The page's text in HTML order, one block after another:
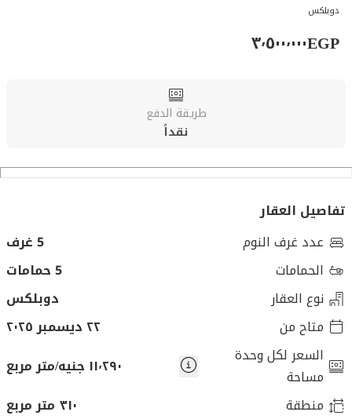
دوبلكس
EGP٣٬٥٠٠٬٠٠٠
طريقة الدفع
نقداً
تفاصيل العقار
عدد غرف النوم
5 غرف
الحمامات
5 حمامات
نوع العقار
دوبلكس
متاح من
٢٢ ديسمبر ٢٠٢٥
السعر لكل وحدة
مساحة
١١٬٢٩٠ جنيه/متر مربع
منطقة
٣١٠ متر مربع